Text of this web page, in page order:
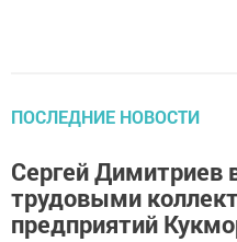
ПОСЛЕДНИЕ НОВОСТИ
Сергей Димитриев
трудовыми
предприятий